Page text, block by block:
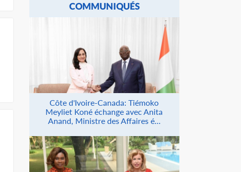
COMMUNIQUÉS
Côte d'Ivoire-Canada: Tiémoko
Meyliet Koné échange avec Anita
Anand, Ministre des Affaires é...